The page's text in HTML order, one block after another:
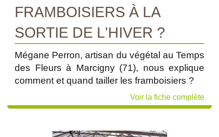
FRAMBOISIERS À LA
SORTIE DE L'HIVER ?
Mégane Perron, artisan du végétal au Temps
des Fleurs à Marcigny (71), nous explique
comment et quand tailler les framboisiers ?
Voir la fiche complète